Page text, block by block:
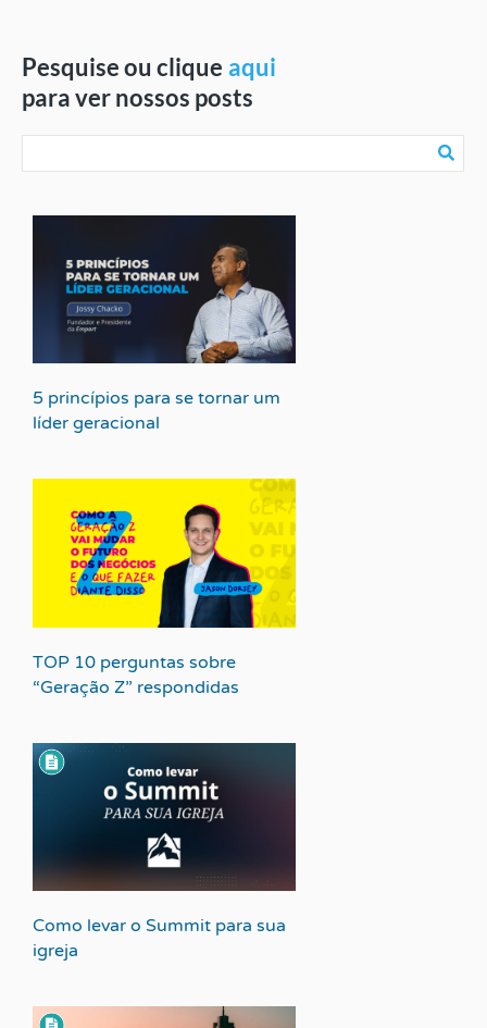
Pesquise ou clique aqui
para ver nossos posts
5 princípios para se tornar um
líder geracional
TOP 10 perguntas sobre
“Geração Z” respondidas
Como levar o Summit para sua
igreja